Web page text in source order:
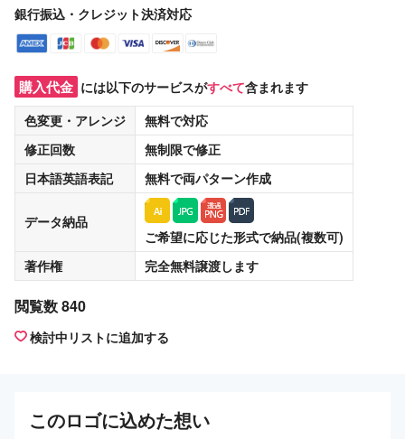
銀行振込・クレジット決済対応
購入代金 には以下のサービスがすべて含まれます
色変更・アレンジ
無料で対応
修正回数
無制限で修正
日本語英語表記
無料で両パターン作成
データ納品
ご希望に応じた形式で納品(複数可)
著作権
完全無料譲渡します
閲覧数 840
検討中リストに追加する
このロゴに込めた想い